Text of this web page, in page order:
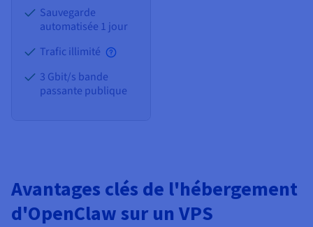
Sauvegarde
automatisée 1 jour
Trafic illimité
3 Gbit/s bande
passante publique
Avantages clés de l'hébergement
d'OpenClaw sur un VPS